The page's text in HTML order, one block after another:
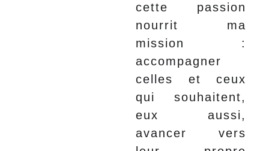
cette passion
nourrit ma
mission :
accompagner
celles et ceux
qui souhaitent,
eux aussi,
avancer vers